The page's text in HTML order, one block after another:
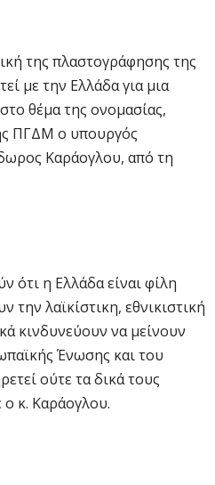
της πλαστογράφησης της
με την Ελλάδα για μια
θέμα της ονομασίας,
ΠΓΔΜ ο υπουργός
Καράογλου, από τη
ότι η Ελλάδα είναι φίλη
την λαϊκίστικη, εθνικιστική
κινδυνεύουν να μείνουν
Ένωσης και του
ούτε τα δικά τους
ο κ. Καράογλου.